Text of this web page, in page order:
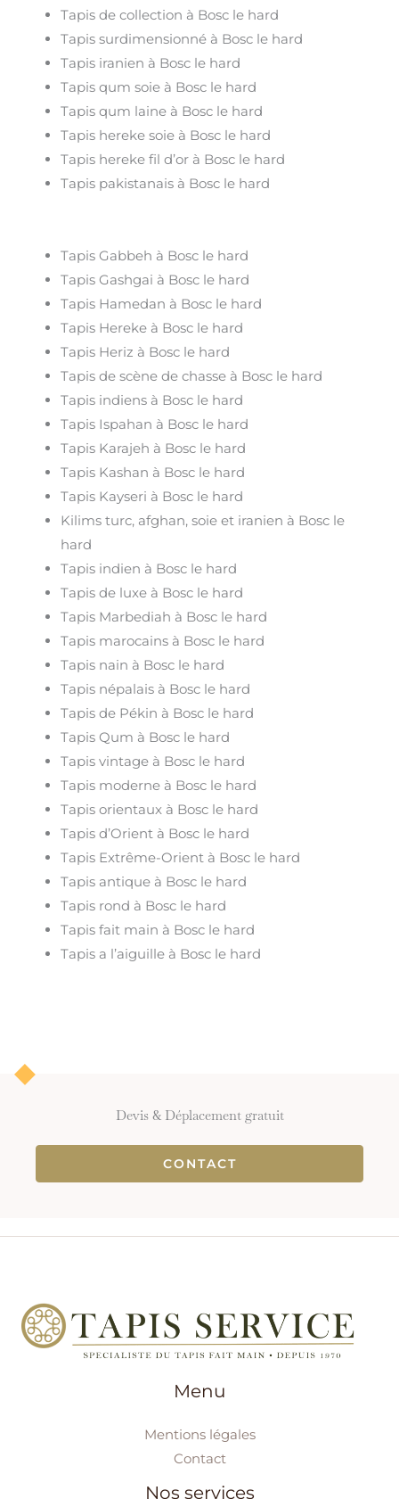
Tapis de collection à Bosc le hard
Tapis surdimensionné à Bosc le hard
Tapis iranien à Bosc le hard
Tapis qum soie à Bosc le hard
Tapis qum laine à Bosc le hard
Tapis hereke soie à Bosc le hard
Tapis hereke fil d’or à Bosc le hard
Tapis pakistanais à Bosc le hard
Tapis Gabbeh à Bosc le hard
Tapis Gashgai à Bosc le hard
Tapis Hamedan à Bosc le hard
Tapis Hereke à Bosc le hard
Tapis Heriz à Bosc le hard
Tapis de scène de chasse à Bosc le hard
Tapis indiens à Bosc le hard
Tapis Ispahan à Bosc le hard
Tapis Karajeh à Bosc le hard
Tapis Kashan à Bosc le hard
Tapis Kayseri à Bosc le hard
Kilims turc, afghan, soie et iranien à Bosc le
hard
Tapis indien à Bosc le hard
Tapis de luxe à Bosc le hard
Tapis Marbediah à Bosc le hard
Tapis marocains à Bosc le hard
Tapis nain à Bosc le hard
Tapis népalais à Bosc le hard
Tapis de Pékin à Bosc le hard
Tapis Qum à Bosc le hard
Tapis vintage à Bosc le hard
Tapis moderne à Bosc le hard
Tapis orientaux à Bosc le hard
Tapis d’Orient à Bosc le hard
Tapis Extrême-Orient à Bosc le hard
Tapis antique à Bosc le hard
Tapis rond à Bosc le hard
Tapis fait main à Bosc le hard
Tapis a l’aiguille à Bosc le hard
Devis & Déplacement gratuit
CONTACT
Menu
Mentions légales
Contact
Nos services